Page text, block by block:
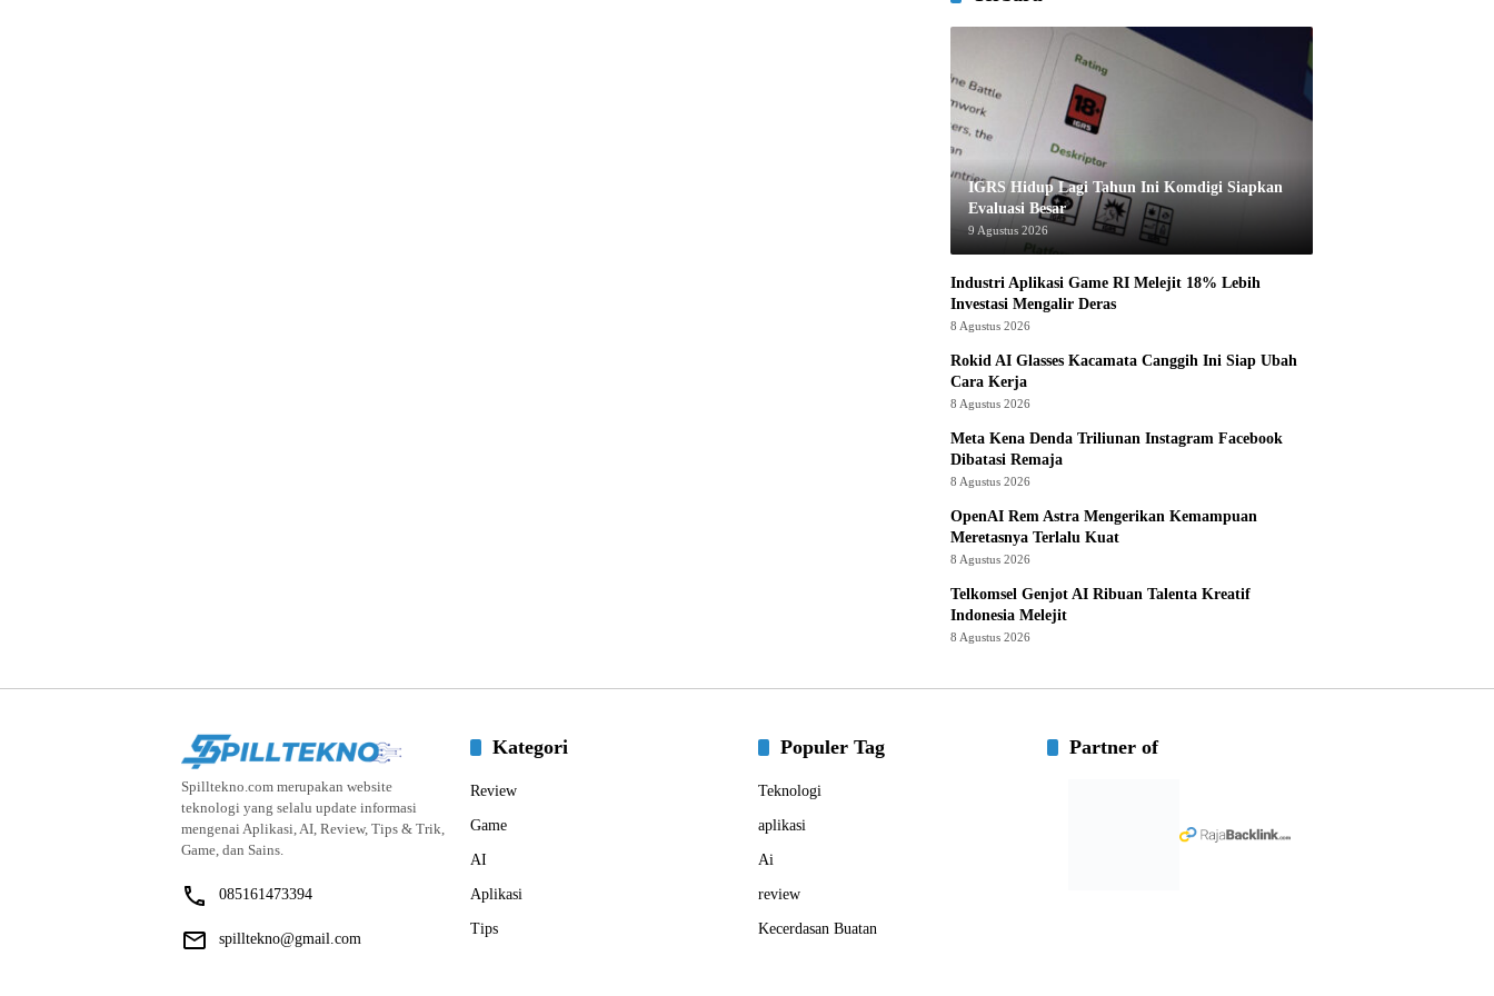
IGRS Hidup Lagi Tahun Ini Komdigi Siapkan
Evaluasi Besar
9 Agustus 2026
Industri Aplikasi Game RI Melejit 18% Lebih
Investasi Mengalir Deras
8 Agustus 2026
Rokid AI Glasses Kacamata Canggih Ini Siap Ubah
Cara Kerja
8 Agustus 2026
Meta Kena Denda Triliunan Instagram Facebook
Dibatasi Remaja
8 Agustus 2026
OpenAI Rem Astra Mengerikan Kemampuan
Meretasnya Terlalu Kuat
8 Agustus 2026
Telkomsel Genjot AI Ribuan Talenta Kreatif
Indonesia Melejit
8 Agustus 2026
Spilltekno.com merupakan website
teknologi yang selalu update informasi
mengenai Aplikasi, AI, Review, Tips & Trik,
Game, dan Sains.
085161473394
spilltekno@gmail.com
Kategori
Review
Game
AI
Aplikasi
Tips
Populer Tag
Teknologi
aplikasi
Ai
review
Kecerdasan Buatan
Partner of